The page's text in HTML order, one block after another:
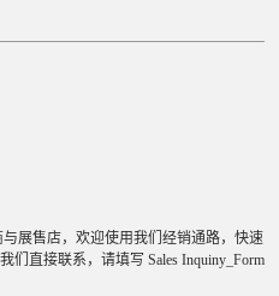
展售店，欢迎使用我们经销通路，快速
直接联系，请填写 Sales Inquiny_Form